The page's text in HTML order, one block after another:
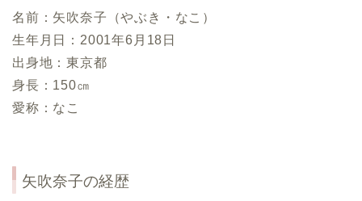
名前：矢吹奈子（やぶき・なこ）
生年月日：2001年6月18日
出身地：東京都
身長：150㎝
愛称：なこ
矢吹奈子の経歴